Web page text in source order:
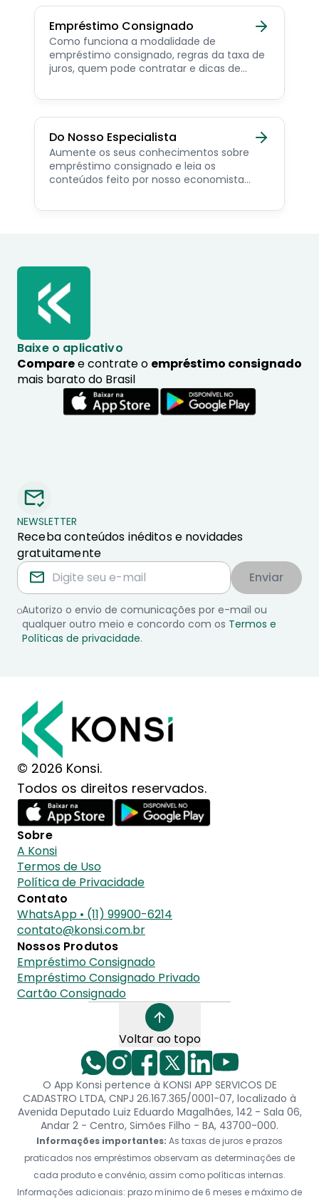
Empréstimo Consignado
Como funciona a modalidade de
empréstimo consignado, regras da taxa de
juros, quem pode contratar e dicas de
Do Nosso Especialista
Aumente os seus conhecimentos sobre
empréstimo consignado e leia os
conteúdos feito por nosso economista
Baixe o aplicativo
Comparee contrate o empréstimo consignado
mais barato do Brasil
NEWSLETTER
Receba conteúdos inéditos e novidades
gratuitamente
Enviar
Autorizo o envio de comunicações por e-mail ou
qualquer outro meio e concordo com os Termos e
Políticas de privacidade.
© 2026 Konsi.
Todos os direitos reservados.
Sobre
A Konsi
Termos de Uso
Política de Privacidade
Contato
WhatsApp • (11) 99900-6214
contato@konsi.com.br
Nossos Produtos
Empréstimo Consignado
Empréstimo Consignado Privado
Cartão Consignado
Voltar ao topo
O App Konsi pertence à KONSI APP SERVICOS DE
CADASTRO LTDA, CNPJ 26.167.365/0001-07, localizado à
Avenida Deputado Luiz Eduardo Magalhães, 142 - Sala 06,
Andar 2 - Centro, Simões Filho - BA, 43700-000.
Informações importantes: As taxas de juros e prazos
praticados nos empréstimos observam as determinações de
cada produto e convênio, assim como políticas internas.
Informações adicionais: prazo mínimo de 6 meses e máximo de